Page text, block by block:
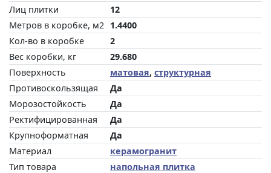
Лиц плитки
12
Метров в коробке, м2 1.4400
Кол-во в коробке
2
Вес коробки, кг
29.680
Поверхность
матовая, структурная
Противоскользящая
Да
Морозостойкость
Да
Ректифицированная
Да
Крупноформатная
Да
Материал
керамогранит
Тип товара
напольная плитка